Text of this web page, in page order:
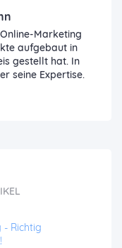
Marketing
aufgebaut in
gestellt hat. In
seine Expertise.
- Richtig